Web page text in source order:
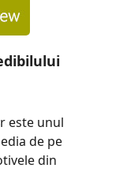
este unul
de pe
din